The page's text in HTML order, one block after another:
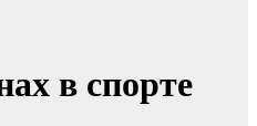
в спорте